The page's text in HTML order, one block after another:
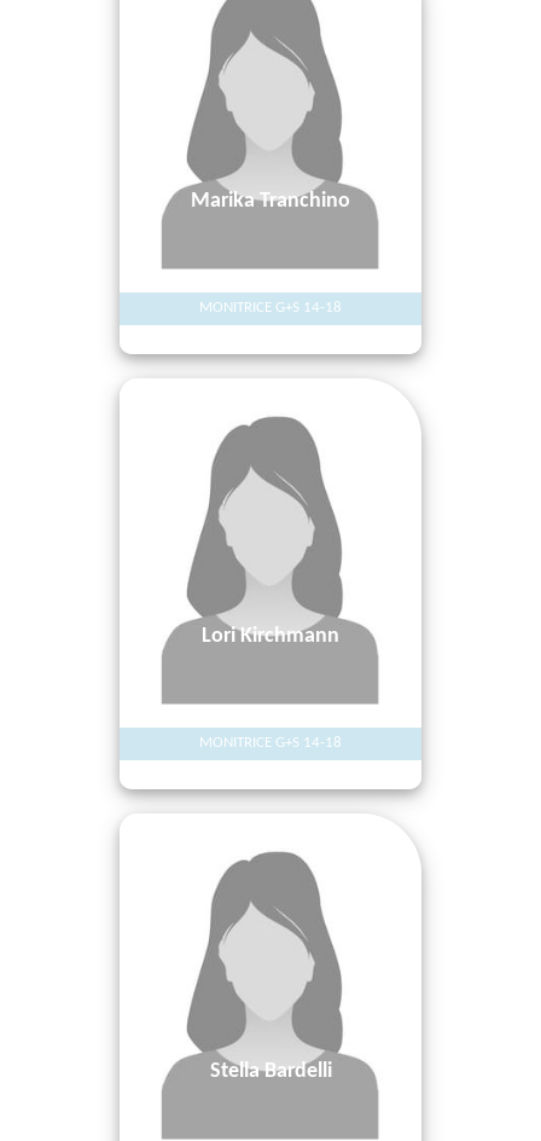
Marika Tranchino
MONITRICE G+S 14-18
Lori Kirchmann
MONITRICE G+S 14-18
Stella Bardelli